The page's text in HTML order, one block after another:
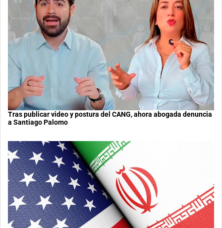
Tras publicar video y postura del CANG, ahora abogada denuncia
a Santiago Palomo